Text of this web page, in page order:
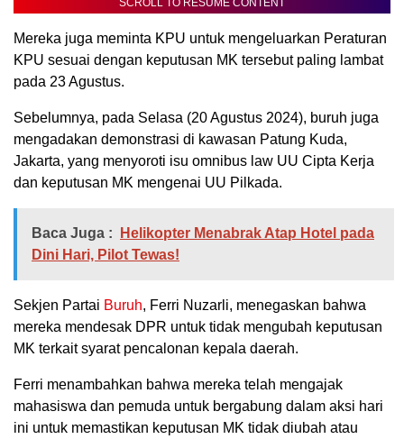
SCROLL TO RESUME CONTENT
Mereka juga meminta KPU untuk mengeluarkan Peraturan
KPU sesuai dengan keputusan MK tersebut paling lambat
pada 23 Agustus.
Sebelumnya, pada Selasa (20 Agustus 2024), buruh juga
mengadakan demonstrasi di kawasan Patung Kuda,
Jakarta, yang menyoroti isu omnibus law UU Cipta Kerja
dan keputusan MK mengenai UU Pilkada.
Baca Juga :
Helikopter Menabrak Atap Hotel pada
Dini Hari, Pilot Tewas!
Sekjen Partai Buruh, Ferri Nuzarli, menegaskan bahwa
mereka mendesak DPR untuk tidak mengubah keputusan
MK terkait syarat pencalonan kepala daerah.
Ferri menambahkan bahwa mereka telah mengajak
mahasiswa dan pemuda untuk bergabung dalam aksi hari
ini untuk memastikan keputusan MK tidak diubah atau